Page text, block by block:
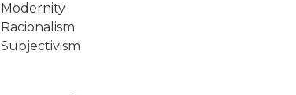
Modernity
Racionalism
Subjectivism